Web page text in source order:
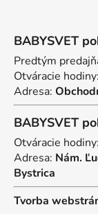
BABYSVET
Predtým
Otváracie hodiny:
Adresa:
BABYSVET
Otváracie hodiny:
Adresa: Nám.
Bystrica
Tvorba